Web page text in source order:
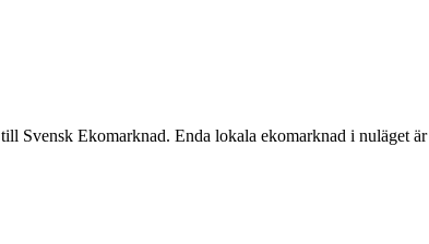
Svensk Ekomarknad. Enda lokala ekomarknad i nuläget är